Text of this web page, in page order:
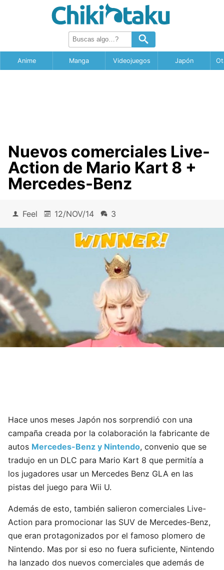
Anime Manga Videojuegos Japón
Nuevos comerciales Live-
Action de Mario Kart 8 +
Mercedes-Benz
Feel 12/NOV/14 3
Hace unos meses Japón nos sorprendió con una
campaña creada por la colaboración la fabricante de
autos Mercedes-Benz y Nintendo, convenio que se
tradujo en un DLC para Mario Kart 8 que permitía a
los jugadores usar un Mercedes Benz GLA en las
pistas del juego para Wii U.
Además de esto, también salieron comerciales Live-
Action para promocionar las SUV de Mercedes-Benz,
que eran protagonizados por el famoso plomero de
Nintendo. Mas por si eso no fuera suficiente, Nintendo
ha lanzado dos nuevos comerciales que además de